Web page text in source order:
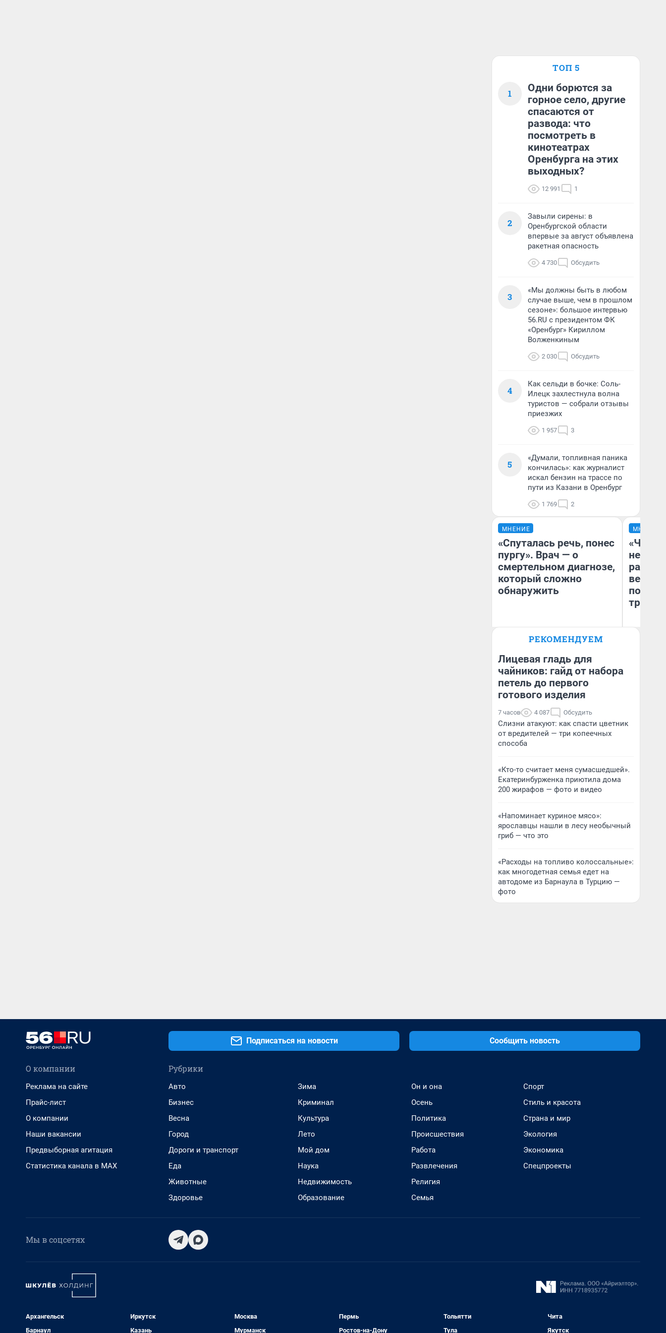
ТОП 5
1
Одни борются за
горное село, другие
спасаются от
развода: что
посмотреть в
кинотеатрах
Оренбурга на этих
выходных?
12 991 1
2
Завыли сирены: в
Оренбургской области
впервые за август объявлена
ракетная опасность
4 730 Обсудить
3
«Мы должны быть в любом
случае выше, чем в прошлом
сезоне»: большое интервью
56.RU с президентом ФК
«Оренбург» Кириллом
Волженкиным
2 030 Обсудить
4
Как сельди в бочке: Соль-
Илецк захлестнула волна
туристов — собрали отзывы
приезжих
1 957 3
5
«Думали, топливная паника
кончилась»: как журналист
искал бензин на трассе по
пути из Казани в Оренбург
1 769 2
МНЕНИЕ
«Спуталась речь, понес
пургу». Врач — о
смертельном диагнозе,
который сложно
обнаружить
Главврач клиники
Волковой»
МНЕНИЕ
не
после
РЕКОМЕНДУЕМ
Лицевая гладь для
чайников: гайд от набора
петель до первого
готового изделия
7 часов 4 087 Обсудить
Слизни атакуют: как спасти цветник
от вредителей — три копеечных
способа
«Кто-то считает меня сумасшедшей».
Екатеринбурженка приютила дома
200 жирафов — фото и видео
«Напоминает куриное мясо»:
ярославцы нашли в лесу необычный
гриб — что это
«Расходы на топливо колоссальные»:
как многодетная семья едет на
автодоме из Барнаула в Турцию —
фото
Подписаться на новости Сообщить новость
О компании
Реклама на сайте
Прайс-лист
О компании
Наши вакансии
Предвыборная агитация
Статистика канала в MAX
Рубрики
Авто
Бизнес
Весна
Город
Дороги и транспорт
Еда
Животные
Здоровье
Зима
Криминал
Культура
Лето
Мой дом
Наука
Недвижимость
Образование
Он и она
Осень
Политика
Происшествия
Работа
Развлечения
Религия
Семья
Спорт
Стиль и красота
Страна и мир
Экология
Экономика
Спецпроекты
Мы в соцсетях
Архангельск
Барнаул
Иркутск
Казань
Москва
Мурманск
Пермь
Ростов-на-Дону
Тольятти
Тула
Чита
Якутск